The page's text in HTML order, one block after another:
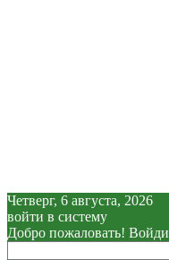
Четверг, 6 августа, 2026
войти в систему
Добро пожаловать!